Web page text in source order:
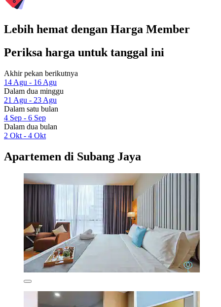
Lebih hemat dengan Harga Member
Periksa harga untuk tanggal ini
Akhir pekan berikutnya
14 Agu - 16 Agu
Dalam dua minggu
21 Agu - 23 Agu
Dalam satu bulan
4 Sep - 6 Sep
Dalam dua bulan
2 Okt - 4 Okt
Apartemen di Subang Jaya